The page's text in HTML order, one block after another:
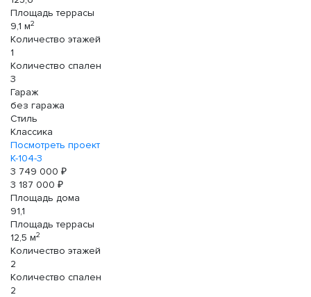
Площадь террасы
9,1 м2
Количество этажей
1
Количество спален
3
Гараж
без гаража
Стиль
Классика
Посмотреть проект
К-104-3
3 749 000 ₽
3 187 000 ₽
Площадь дома
91,1
Площадь террасы
12,5 м2
Количество этажей
2
Количество спален
2